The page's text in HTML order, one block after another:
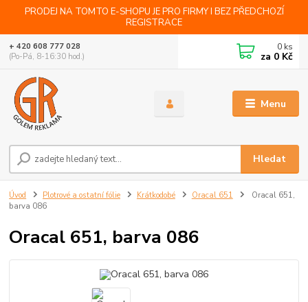
PRODEJ NA TOMTO E-SHOPU JE PRO FIRMY I BEZ PŘEDCHOZÍ
REGISTRACE
Menu
Hledat
+ 420 608 777 028
(Po-Pá, 8-16:30 hod.)
0 ks
za 0 Kč
Úvod Plotrové a ostatní fólie Krátkodobé Oracal 651
Oracal 651,
barva 086
Oracal 651, barva 086